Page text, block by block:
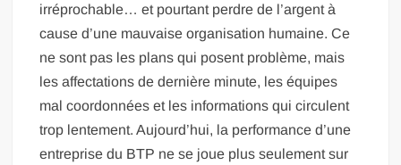
irréprochable… et pourtant perdre de l’argent à
cause d’une mauvaise organisation humaine. Ce
ne sont pas les plans qui posent problème, mais
les affectations de dernière minute, les équipes
mal coordonnées et les informations qui circulent
trop lentement. Aujourd’hui, la performance d’une
entreprise du BTP ne se joue plus seulement sur